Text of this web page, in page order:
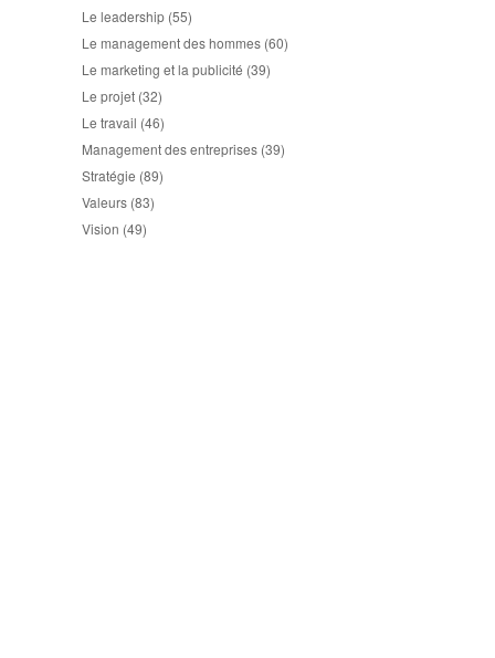
Le leadership (55)
Le management des hommes (60)
Le marketing et la publicité (39)
Le projet (32)
Le travail (46)
Management des entreprises (39)
Stratégie (89)
Valeurs (83)
Vision (49)